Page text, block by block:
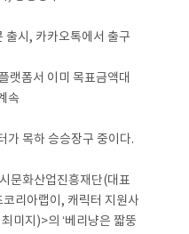
출시, 카카오톡에서 출구
랫폼서 이미 목표금액대
속
가 목하 승승장구 중이다.
문화산업진흥재단(대표
리아랩이, 캐릭터 지원사
미지)>의 ‘베리냥은 짧뚱